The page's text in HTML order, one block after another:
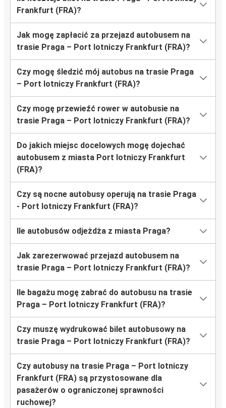
Frankfurt (FRA)?
Jak mogę zapłacić za przejazd autobusem na
trasie Praga – Port lotniczy Frankfurt (FRA)?
Czy mogę śledzić mój autobus na trasie Praga
– Port lotniczy Frankfurt (FRA)?
Czy mogę przewieźć rower w autobusie na
trasie Praga – Port lotniczy Frankfurt (FRA)?
Do jakich miejsc docelowych mogę dojechać
autobusem z miasta Port lotniczy Frankfurt
(FRA)?
Czy są nocne autobusy operują na trasie Praga
- Port lotniczy Frankfurt (FRA)?
Ile autobusów odjeżdża z miasta Praga?
Jak zarezerwować przejazd autobusem na
trasie Praga – Port lotniczy Frankfurt (FRA)?
Ile bagażu mogę zabrać do autobusu na trasie
Praga – Port lotniczy Frankfurt (FRA)?
Czy muszę wydrukować bilet autobusowy na
trasie Praga – Port lotniczy Frankfurt (FRA)?
Czy autobusy na trasie Praga – Port lotniczy
Frankfurt (FRA) są przystosowane dla
pasażerów o ograniczonej sprawności
ruchowej?